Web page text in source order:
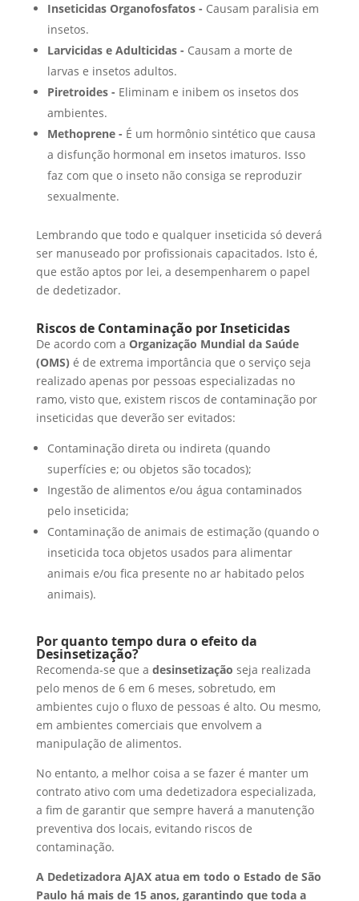
Inseticidas Organofosfatos - Causam paralisia em
insetos.
Larvicidas e Adulticidas - Causam a morte de
larvas e insetos adultos.
Piretroides - Eliminam e inibem os insetos dos
ambientes.
Methoprene - É um hormônio sintético que causa
a disfunção hormonal em insetos imaturos. Isso
faz com que o inseto não consiga se reproduzir
sexualmente.
Lembrando que todo e qualquer inseticida só deverá
ser manuseado por profissionais capacitados. Isto é,
que estão aptos por lei, a desempenharem o papel
de dedetizador.
Riscos de Contaminação por Inseticidas
De acordo com a Organização Mundial da Saúde
(OMS) é de extrema importância que o serviço seja
realizado apenas por pessoas especializadas no
ramo, visto que, existem riscos de contaminação por
inseticidas que deverão ser evitados:
Contaminação direta ou indireta (quando
superfícies e; ou objetos são tocados);
Ingestão de alimentos e/ou água contaminados
pelo inseticida;
Contaminação de animais de estimação (quando o
inseticida toca objetos usados para alimentar
animais e/ou fica presente no ar habitado pelos
animais).
Por quanto tempo dura o efeito da
Desinsetização?
Recomenda-se que a desinsetização seja realizada
pelo menos de 6 em 6 meses, sobretudo, em
ambientes cujo o fluxo de pessoas é alto. Ou mesmo,
em ambientes comerciais que envolvem a
manipulação de alimentos.
No entanto, a melhor coisa a se fazer é manter um
contrato ativo com uma dedetizadora especializada,
a fim de garantir que sempre haverá a manutenção
preventiva dos locais, evitando riscos de
contaminação.
A Dedetizadora AJAX atua em todo o Estado de São
Paulo há mais de 15 anos, garantindo que toda a